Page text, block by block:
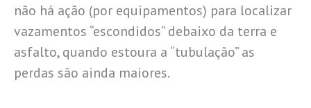
não há ação (por equipamentos) para localizar
vazamentos “escondidos” debaixo da terra e
asfalto, quando estoura a “tubulação” as
perdas são ainda maiores.